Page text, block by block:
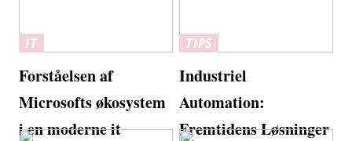
IT
Forståelsen af
Microsofts økosystem
i en moderne it
TIPS
Industriel
Automation:
Fremtidens Løsninger